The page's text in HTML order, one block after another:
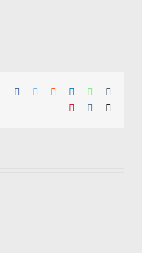
Facebook
TwitterReddit LinkedInWhatsApp
Pinterest